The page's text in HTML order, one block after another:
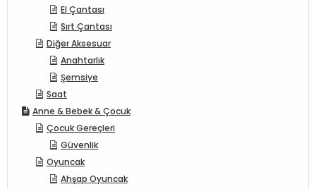
El Çantası
Sırt Çantası
Diğer Aksesuar
Anahtarlık
Şemsiye
Saat
Anne & Bebek & Çocuk
Çocuk Gereçleri
Güvenlik
Oyuncak
Ahşap Oyuncak